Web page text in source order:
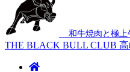
和牛焼肉と極上
THE BLACK BULL CLUB